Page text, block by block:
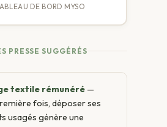
DE BORD MYSO
PRESSE SUGGÉRÉS
textile rémunéré —
fois, déposer ses
usagés génère une